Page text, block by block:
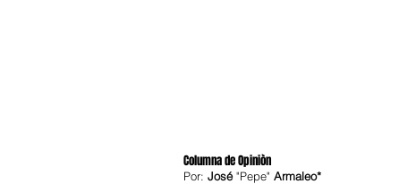
Columna de Opiniòn
Por: José "Pepe" Armaleo*